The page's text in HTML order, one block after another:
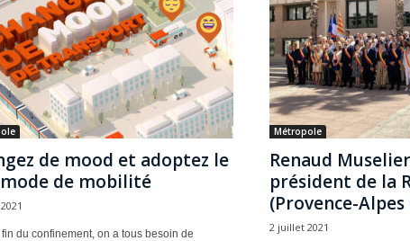
de mood et adoptez le
de mobilité
du confinement, on a tous besoin de
Métropole
Renaud
président de la
(Provence-Alpes
2 juillet 2021